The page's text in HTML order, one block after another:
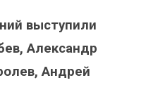
выступили
Александр
Андрей